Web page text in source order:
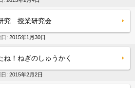
究 授業研究会
: 2015年1月30日
！ねぎのしゅうかく
: 2015年2月2日